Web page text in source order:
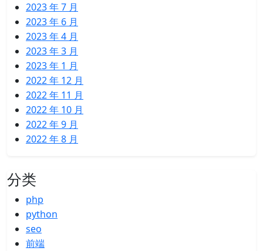
2023 年 7 月
2023 年 6 月
2023 年 4 月
2023 年 3 月
2023 年 1 月
2022 年 12 月
2022 年 11 月
2022 年 10 月
2022 年 9 月
2022 年 8 月
分类
php
python
seo
前端